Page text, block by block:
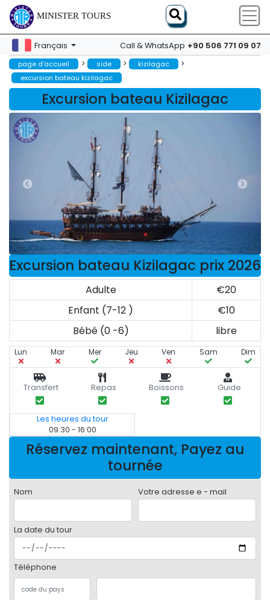
MINISTER TOURS
Français Call & WhatsApp +90 506 771 09 07
page d'accueil > side > kizilagac >
excursion bateau kizilagac
Excursion bateau Kizilagac
Excursion bateau Kizilagac prix 2026
Adulte
€20
Enfant (7-12 )
€10
Bébé (0 -6)
libre
Lun Mar Mer Jeu Ven Sam Dim
Transfert Repas Boissons Guide
Les heures du tour
09:30 - 16:00
Réservez maintenant, Payez au
tournée
Nom Votre adresse e - mail
La date du tour
Téléphone